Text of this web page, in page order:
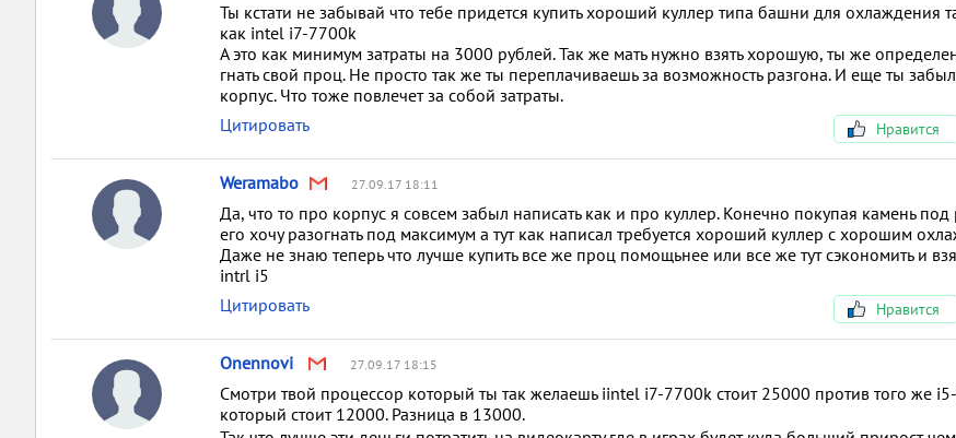
Ты кстати не забывай что тебе придется купить хороший куллер типа башни для охлаждения
как intel i7-7700k
А это как минимум затраты на 3000 рублей. Так же мать нужно взять хорошую, ты же
гнать свой проц. Не просто так же ты переплачиваешь за возможность разгона. И еще ты
корпус. Что тоже повлечет за собой затраты.
Цитировать
Нравится
Weramabo 27.09.17 18:11
Да, что то про корпус я совсем забыл написать как и про куллер. Конечно покупая камень под
его хочу разогнать под максимум а тут как написал требуется хороший куллер с хорошим
Даже не знаю теперь что лучше купить все же проц помощьнее или все же тут сэкономить и
intrl i5
Цитировать
Нравится
Onennovi 27.09.17 18:15
Смотри твой процессор который ты так желаешь iintel i7-7700k стоит 25000 против того же
который стоит 12000. Разница в 13000.